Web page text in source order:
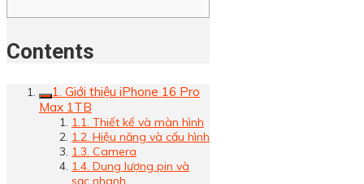
Contents
1. Giới thiệu iPhone 16 Pro
Max 1TB
1.1. Thiết kế và màn hình
1.2. Hiệu năng và cấu hình
1.3. Camera
1.4. Dung lượng pin và
sạc nhanh